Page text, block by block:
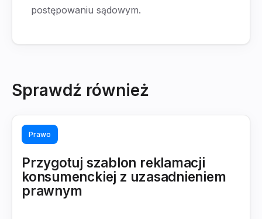
postępowaniu sądowym.
Sprawdź również
Prawo
Przygotuj szablon reklamacji
konsumenckiej z uzasadnieniem
prawnym